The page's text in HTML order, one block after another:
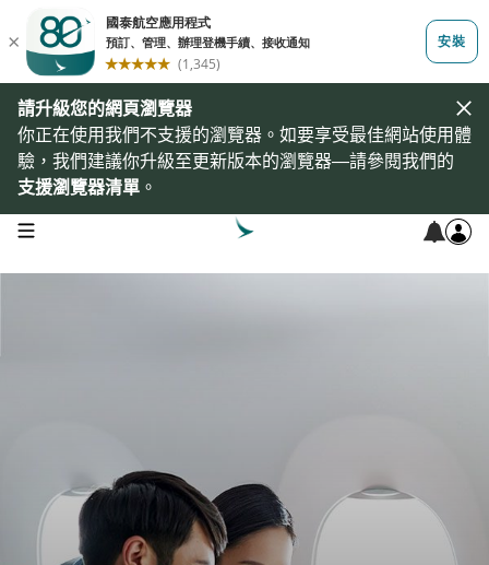
請升級您的網頁瀏覽器
你正在使用我們不支援的瀏覽器。如要享受最佳網站使用體
驗，我們建議你升級至更新版本的瀏覽器—請參閱我們的
支援瀏覽器清單 。
open navigation menu